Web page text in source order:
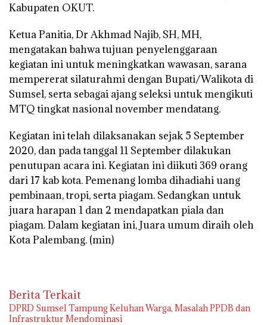
Kabupaten OKUT.
Ketua Panitia, Dr Akhmad Najib, SH, MH,
mengatakan bahwa tujuan penyelenggaraan
kegiatan ini untuk meningkatkan wawasan, sarana
mempererat silaturahmi dengan Bupati/Walikota di
Sumsel, serta sebagai ajang seleksi untuk mengikuti
MTQ tingkat nasional november mendatang.
Kegiatan ini telah dilaksanakan sejak 5 September
2020, dan pada tanggal 11 September dilakukan
penutupan acara ini. Kegiatan ini diikuti 369 orang
dari 17 kab kota. Pemenang lomba dihadiahi uang
pembinaan, tropi, serta piagam. Sedangkan untuk
juara harapan 1 dan 2 mendapatkan piala dan
piagam. Dalam kegiatan ini, Juara umum diraih oleh
Kota Palembang. (min)
Berita Terkait
DPRD Sumsel Tampung Keluhan Warga, Masalah PPDB dan
Infrastruktur Mendominasi